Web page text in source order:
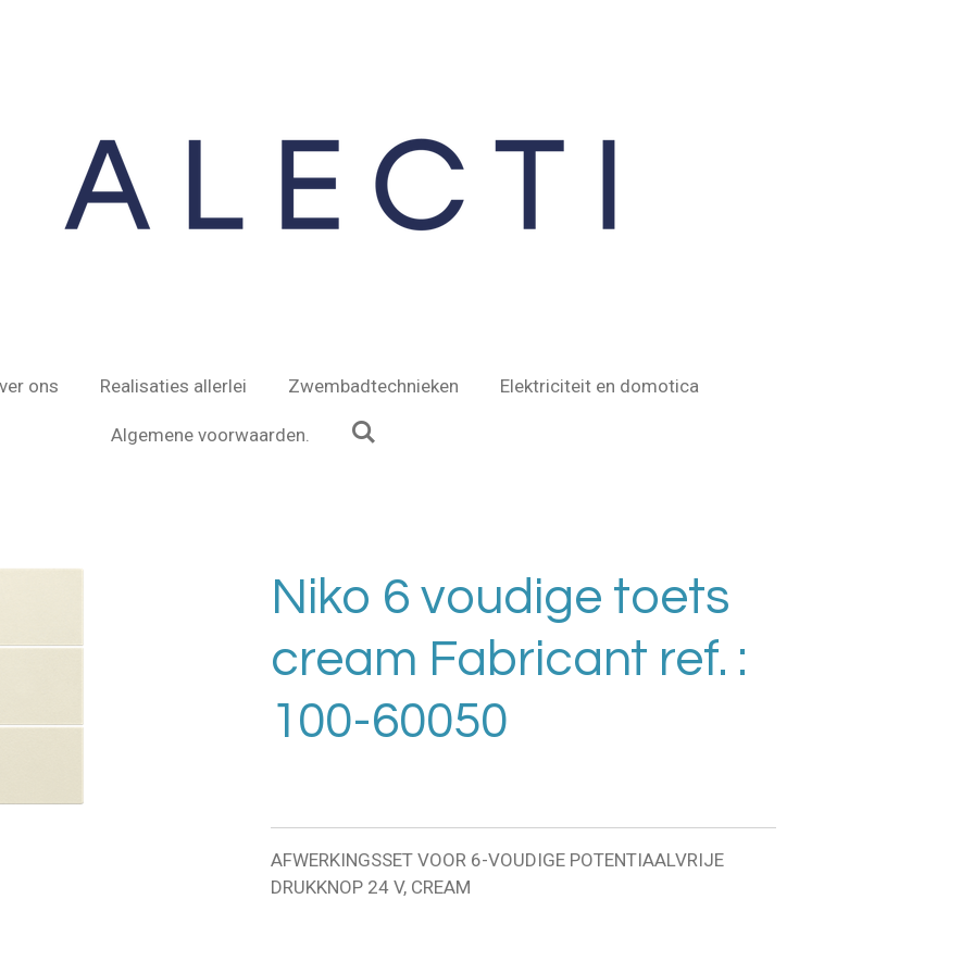
ons Realisaties allerlei Zwembadtechnieken Elektriciteit en domotica
Algemene voorwaarden.
Niko 6 voudige toets
cream Fabricant ref. :
100-60050
AFWERKINGSSET VOOR 6-VOUDIGE POTENTIAALVRIJE
DRUKKNOP 24 V, CREAM